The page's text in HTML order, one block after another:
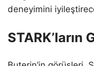
deneyimini
STARK’ların